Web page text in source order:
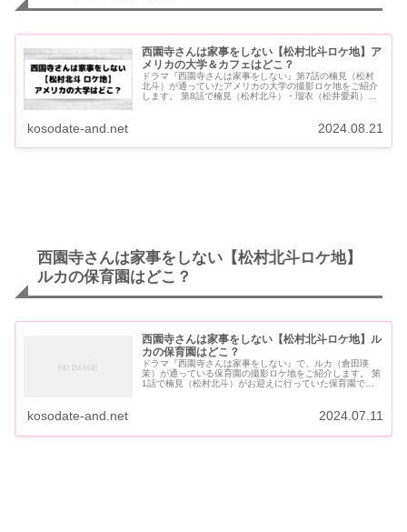
西園寺さんは家事をしない【松村北斗ロケ地】ア
メリカの大学＆カフェはどこ？
ドラマ『西園寺さんは家事をしない』第7話の楠見（松村
北斗）が通っていたアメリカの大学の撮影ロケ地をご紹介
します。 第8話で楠見（松村北斗）・瑠衣（松井愛莉）・
kosodate-and.net 2024.08.21
西園寺さんは家事をしない【松村北斗ロケ地】
ルカの保育園はどこ？
西園寺さんは家事をしない【松村北斗ロケ地】ル
カの保育園はどこ？
ドラマ『西園寺さんは家事をしない』で、ルカ（倉田瑛
茉）が通っている保育園の撮影ロケ地をご紹介します。 第
1話で楠見（松村北斗）がお迎えに行っていた保育園で
kosodate-and.net 2024.07.11